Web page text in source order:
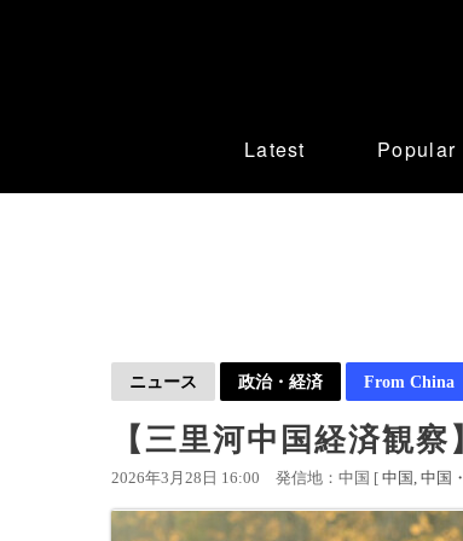
Latest Popular
ニュース 政治・経済 From China
【三里河中国経済観
2026年3月28日 16:00 発信地：中国 [ 中国 中国